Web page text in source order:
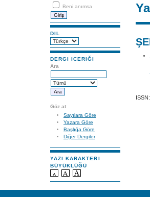
Beni anımsa
DIL
DERGI ICERIĞI
Ara
Göz at
Sayılara Göre
Yazara Göre
Başlığa Göre
Diğer Dergiler
YAZI KARAKTERI
BÜYÜKLÜĞÜ